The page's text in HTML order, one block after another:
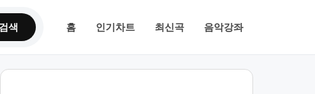
색 홈 인기차트 최신곡 음악강좌